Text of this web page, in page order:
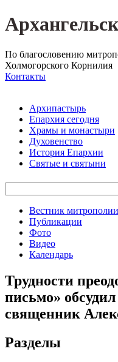
По благословению
Холмогорского Корнилия
Контакты
Архипастырь
Епархия сегодня
Храмы и монастыри
Духовенство
История Епархии
Святые и святыни
Вестник митрополии
Публикации
Фото
Видео
Календарь
Трудности
письмо»
священник
Разделы